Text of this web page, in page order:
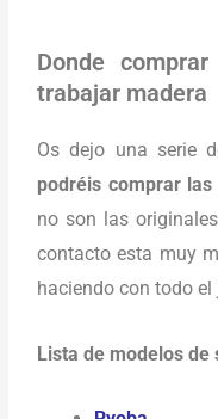
Donde
trabajar madera
Os dejo una serie
podréis comprar
no son las
contacto esta muy
haciendo con todo el
Lista de modelos de